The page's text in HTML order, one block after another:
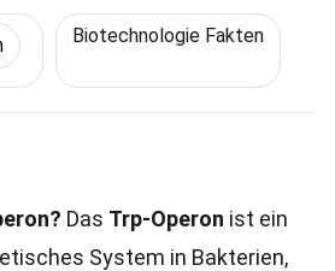
Biotechnologie Fakten
Das Trp-Operon ist ein
System in Bakterien,